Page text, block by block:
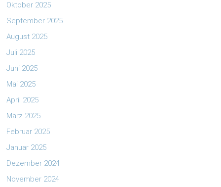
Oktober 2025
September 2025
August 2025
Juli 2025
Juni 2025
Mai 2025
April 2025
März 2025
Februar 2025
Januar 2025
Dezember 2024
November 2024